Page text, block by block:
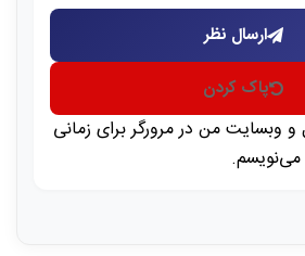
ارسال نظر
پاک کردن
و وبسایت من در مرورگر برای زمانی
می‌نویسم.